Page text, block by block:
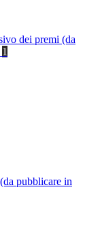
dei premi (da
1
pubblicare in